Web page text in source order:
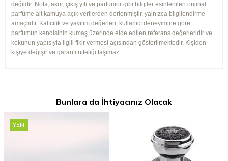
değildir. Nota, akor, çıkış yılı ve parfümör gibi bilgiler esinlenilen orijinal
parfüme ait kamuya açık verilerden derlenmiştir, yalnızca bilgilendirme
amaçlıdır. Kalıcılık ve yayılım değerleri, kullanıcı deneyimine göre
parfümün kendisinin kumaş üzerinde elde edilen referans değerleridir ve
kokunun yapısıyla ilgili fikir vermesi açısından gösterilmektedir. Kişiden
kişiye değişir ve garanti niteliği taşımaz.
Bunlara da İhtiyacınız Olacak
YENI